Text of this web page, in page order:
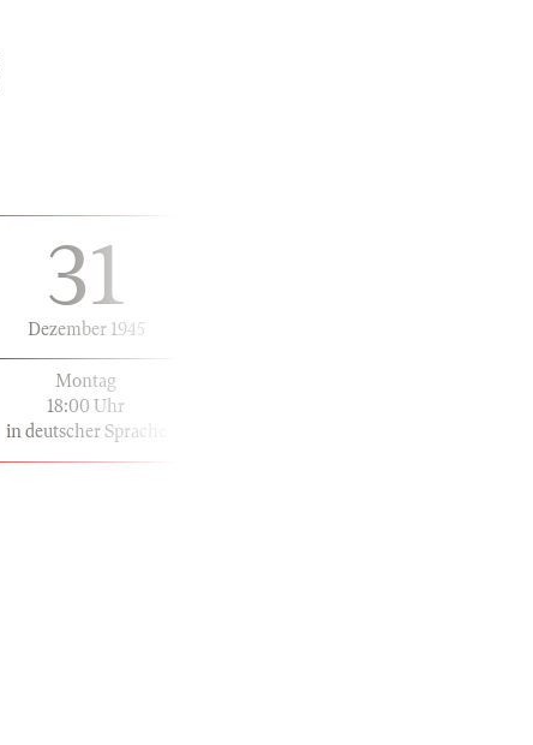
31
Dezember 1945
Montag
18:00 Uhr
in deutscher Sprache